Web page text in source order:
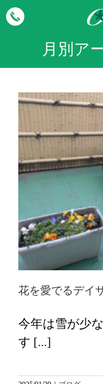
月別ア
花を愛でるデイ
今年は雪が少
す [...]